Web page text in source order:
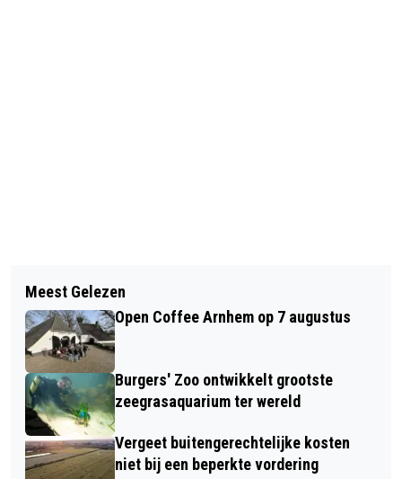
RESULTATEN INZET ROBOT-CHIRURGIE
BIJ BEHANDELING BLAASKANKER
BOVEN VERWACHTING GOED
STAAT VAN DE STAD ARNHEM 2022:
HOE STAAT ERVOOR?
Meest Gelezen
Open Coffee Arnhem op 7 augustus
Burgers' Zoo ontwikkelt grootste
zeegrasaquarium ter wereld
Vergeet buitengerechtelijke kosten
niet bij een beperkte vordering